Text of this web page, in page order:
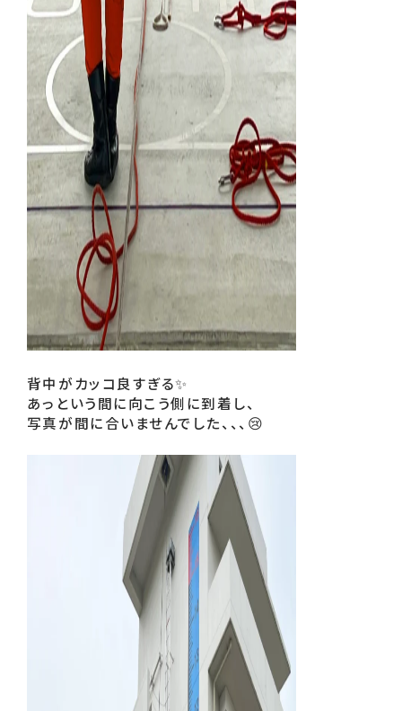
背中がカッコ良すぎる✨
あっという間に向こう側に到着し、
写真が間に合いませんでした、、、😢